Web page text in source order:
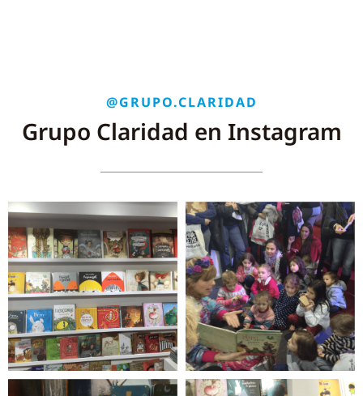
@GRUPO.CLARIDAD
Grupo Claridad en Instagram